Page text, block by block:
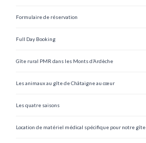
Formulaire de réservation
Full Day Booking
Gîte rural PMR dans les Monts d’Ardèche
Les animaux au gîte de Châtaigne au cœur
Les quatre saisons
Location de matériel médical spécifique pour notre gîte